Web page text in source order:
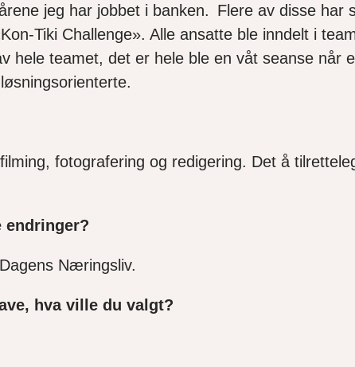
jeg har jobbet i banken. Flere av disse har
Tiki Challenge». Alle ansatte ble inndelt i
teamet, det er hele ble en våt seanse når
fotografering og redigering. Det å
endringer?
Næringsliv.
hva ville du valgt?